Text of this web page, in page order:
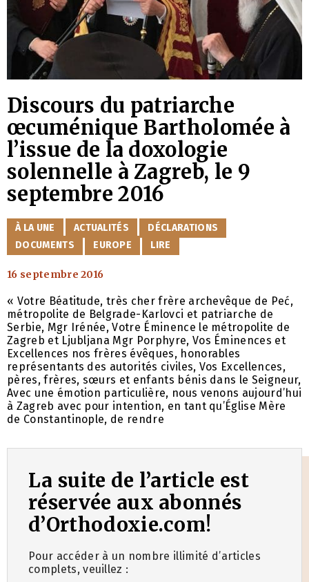
Discours du patriarche
œcuménique Bartholomée à
l’issue de la doxologie
solennelle à Zagreb, le 9
septembre 2016
CATÉGORIES
À LA UNE ACTUALITÉS
DÉCLARATIONS
DOCUMENTS
EUROPE LIRE
16 septembre 2016
« Votre Béatitude, très cher frère archevêque de Peć,
métropolite de Belgrade-Karlovci et patriarche de
Serbie, Mgr Irénée, Votre Éminence le métropolite de
Zagreb et Ljubljana Mgr Porphyre, Vos Éminences et
Excellences nos frères évêques, honorables
représentants des autorités civiles, Vos Excellences,
pères, frères, sœurs et enfants bénis dans le Seigneur,
Avec une émotion particulière, nous venons aujourd’hui
à Zagreb avec pour intention, en tant qu’Église Mère
de Constantinople, de rendre
La suite de l’article est
réservée aux abonnés
d’Orthodoxie.com!
Pour accéder à un nombre illimité d’articles
complets, veuillez :